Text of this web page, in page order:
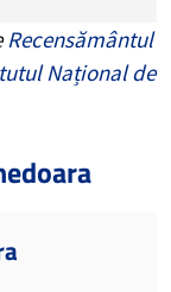
Recensământul
Național de